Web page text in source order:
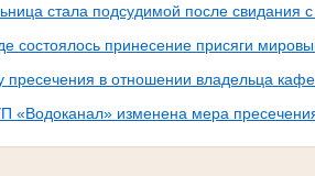
стала подсудимой после свидания
состоялось принесение присяги
пресечения в отношении владельца
«Водоканал» изменена мера